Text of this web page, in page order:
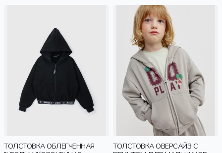
ТОЛСТОВКА ОБЛЕГЧЕННАЯ
ТОЛСТОВКА ОВЕРСАЙЗ С